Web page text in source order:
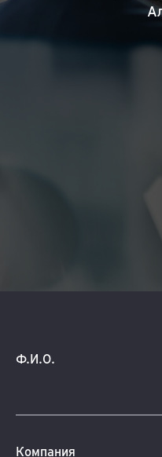
Ф.И.О.
Компания